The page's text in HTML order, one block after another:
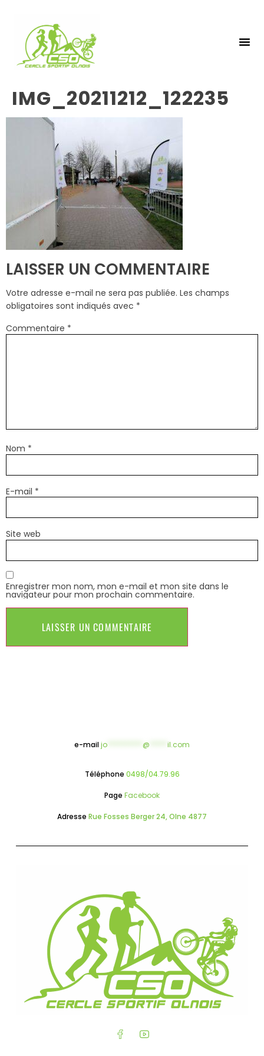
IMG_20211212_122235
LAISSER UN COMMENTAIRE
Votre adresse e-mail ne sera pas publiée. Les champs
obligatoires sont indiqués avec *
Commentaire *
Nom *
E-mail *
Site web
Enregistrer mon nom, mon e-mail et mon site dans le
navigateur pour mon prochain commentaire.
e-mailjo @ il.com
Téléphone 0498/04.79.96
Page Facebook
Adresse Rue Fosses Berger 24, Olne 4877